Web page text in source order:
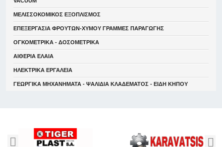
ΜΕΛΙΣΣΟΚΟΜΙΚΟΣ ΕΞΟΠΛΙΣΜΟΣ
ΕΠΕΞΕΡΓΑΣΙΑ ΦΡΟΥΤΩΝ-ΧΥΜΟΥ ΓΡΑΜΜΕΣ ΠΑΡΑΓΩΓΗΣ
ΟΓΚΟΜΕΤΡΙΚΑ - ΔΟΣΟΜΕΤΡΙΚΑ
ΑΙΘΕΡΙΑ ΕΛΑΙΑ
ΗΛΕΚΤΡΙΚΑ ΕΡΓΑΛΕΙΑ
ΓΕΩΡΓΙΚΑ ΜΗΧΑΝΗΜΑΤΑ - ΨΑΛΙΔΙΑ ΚΛΑΔΕΜΑΤΟΣ - ΕΙΔΗ ΚΗΠΟΥ